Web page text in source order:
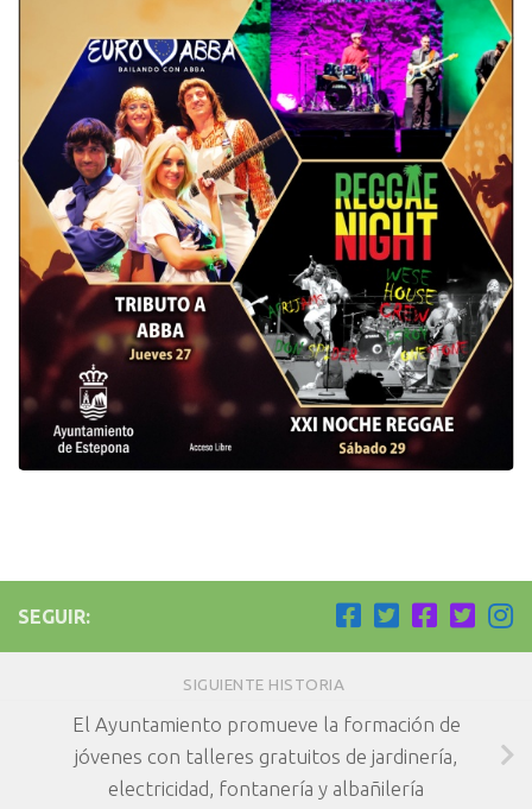
SEGUIR:
SIGUIENTE HISTORIA
El Ayuntamiento promueve la formación de
jóvenes con talleres gratuitos de jardinería,
electricidad, fontanería y albañilería